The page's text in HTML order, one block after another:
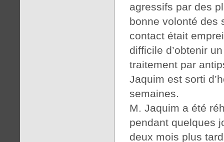
agressifs par des
bonne volonté des
contact était
difficile d’obtenir
traitement par
Jaquim est sorti
semaines.
M. Jaquim a été
pendant quelques
deux mois plus